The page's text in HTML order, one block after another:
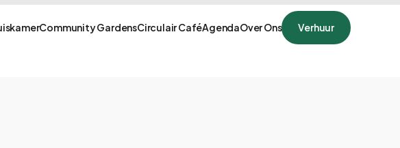
Community GardensCirculair CaféAgendaOver Ons Verhuur